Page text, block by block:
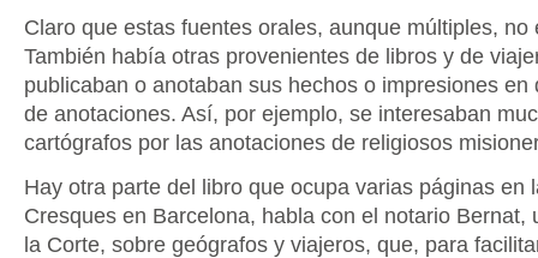
Claro que estas fuentes orales, aunque múltiples, no
También había otras provenientes de libros y de
publicaban o anotaban sus hechos o impresiones en
de anotaciones. Así, por ejemplo, se interesaban
cartógrafos por las anotaciones de religiosos
Hay otra parte del libro que ocupa varias páginas en
Cresques en Barcelona, habla con el notario Bernat,
la Corte, sobre geógrafos y viajeros, que, para